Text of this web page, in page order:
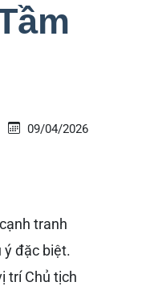
09/04/2026
tranh
ý đặc biệt.
trí Chủ tịch